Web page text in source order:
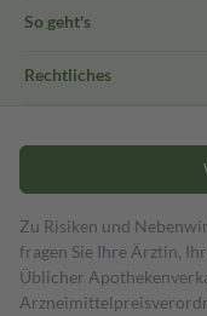
So geht's
Rechtliches
Zu Risiken und
fragen Sie Ihre Ärztin,
Üblicher